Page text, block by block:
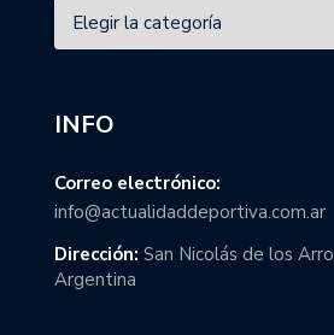
INFO
Correo electrónico:
info@actualidaddeportiva.com.ar
Dirección: San Nicolás de los
Argentina